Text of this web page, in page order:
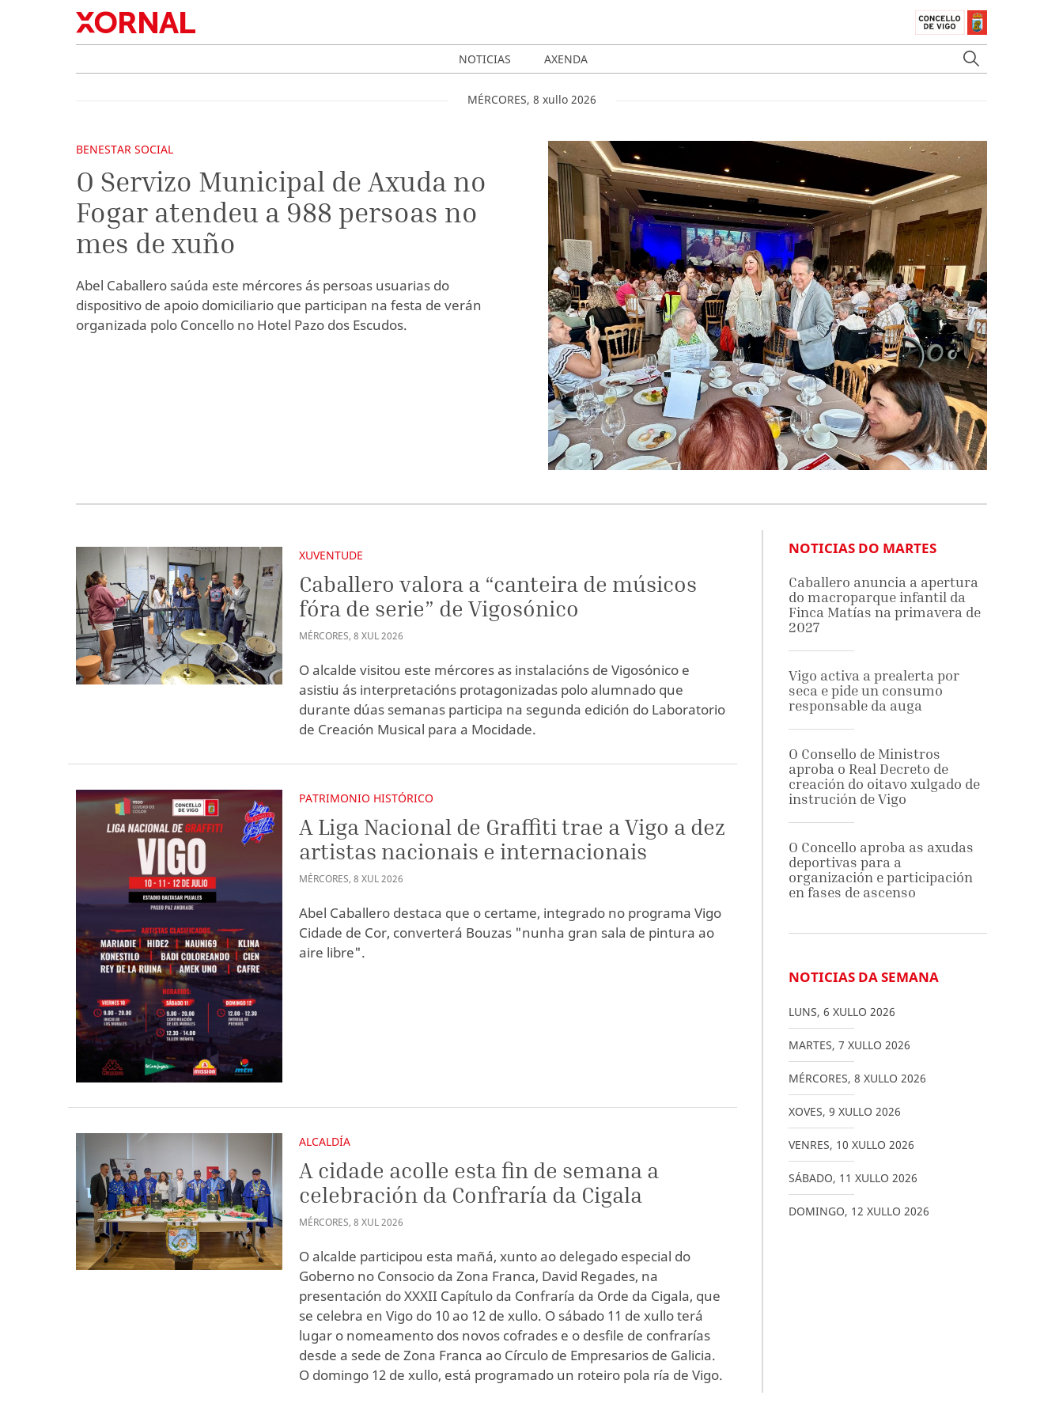
NOTICIAS AXENDA
MÉRCORES, 8 xullo 2026
BENESTAR SOCIAL
O Servizo Municipal de Axuda no
Fogar atendeu a 988 persoas no
mes de xuño
Abel Caballero saúda este mércores ás persoas usuarias do
dispositivo de apoio domiciliario que participan na festa de verán
organizada polo Concello no Hotel Pazo dos Escudos.
XUVENTUDE
Caballero valora a “canteira de músicos
fóra de serie” de Vigosónico
MÉRCORES,8 XUL2026
O alcalde visitou este mércores as instalacións de Vigosónico e
asistiu ás interpretacións protagonizadas polo alumnado que
durante dúas semanas participa na segunda edición do Laboratorio
de Creación Musical para a Mocidade.
PATRIMONIO HISTÓRICO
A Liga Nacional de Graffiti trae a Vigo a dez
artistas nacionais e internacionais
MÉRCORES,8 XUL2026
Abel Caballero destaca que o certame, integrado no programa Vigo
Cidade de Cor, converterá Bouzas "nunha gran sala de pintura ao
aire libre".
ALCALDÍA
A cidade acolle esta fin de semana a
celebración da Confraría da Cigala
MÉRCORES,8 XUL2026
O alcalde participou esta mañá, xunto ao delegado especial do
Goberno no Consocio da Zona Franca, David Regades, na
presentación do XXXII Capítulo da Confraría da Orde da Cigala, que
se celebra en Vigo do 10 ao 12 de xullo. O sábado 11 de xullo terá
lugar o nomeamento dos novos cofrades e o desfile de confrarías
desde a sede de Zona Franca ao Círculo de Empresarios de Galicia.
O domingo 12 de xullo, está programado un roteiro pola ría de Vigo.
NOTICIAS DO MARTES
Caballero anuncia a apertura
do macroparque infantil da
Finca Matías na primavera de
2027
Vigo activa a prealerta por
seca e pide un consumo
responsable da auga
O Consello de Ministros
aproba o Real Decreto de
creación do oitavo xulgado de
instrución de Vigo
O Concello aproba as axudas
deportivas para a
organización e participación
en fases de ascenso
NOTICIAS DA SEMANA
LUNS, 6 XULLO 2026
MARTES, 7 XULLO 2026
MÉRCORES, 8 XULLO 2026
XOVES, 9 XULLO 2026
VENRES, 10 XULLO 2026
SÁBADO, 11 XULLO 2026
DOMINGO, 12 XULLO 2026